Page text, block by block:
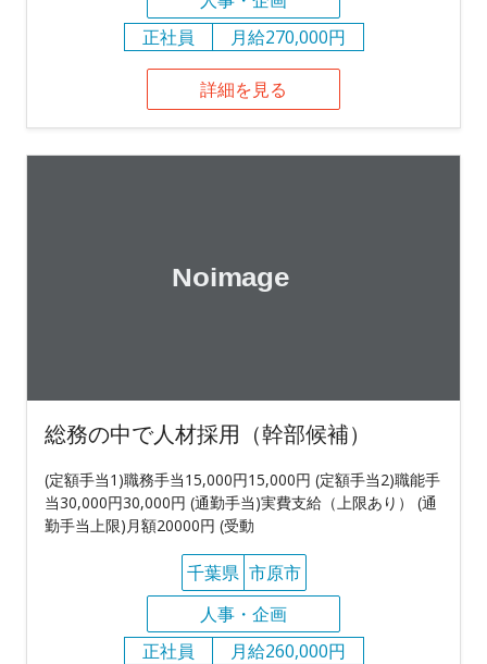
正社員
月給270,000円
詳細を見る
総務の中で人材採用（幹部候補）
(定額手当1)職務手当15,000円15,000円 (定額手当2)職能手
当30,000円30,000円 (通勤手当)実費支給（上限あり） (通
勤手当上限)月額20000円 (受動
千葉県 市原市
人事・企画
正社員
月給260,000円